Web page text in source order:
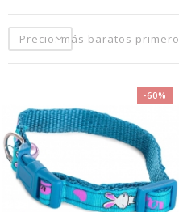
Precio: más baratos primero
-60%